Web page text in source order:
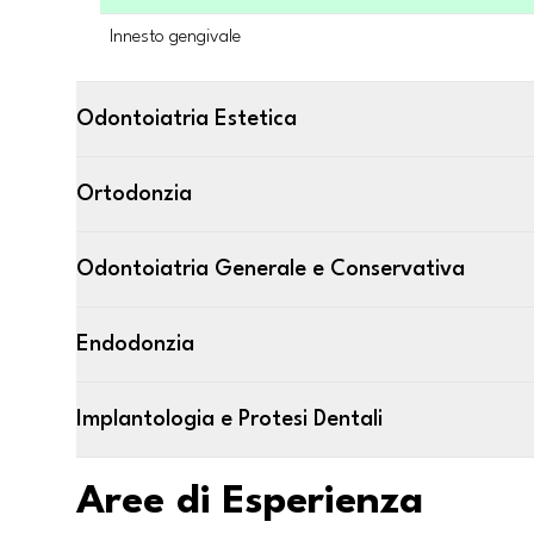
Innesto gengivale
Odontoiatria Estetica
Ortodonzia
Odontoiatria Generale e Conservativa
Endodonzia
Implantologia e Protesi Dentali
Aree di Esperienza